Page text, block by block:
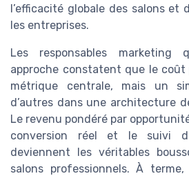
l’efficacité globale des salons et
les entreprises.
Les responsables
approche constatent que le coût
métrique centrale, mais un
d’autres dans une architecture
Le revenu pondéré par
conversion réel et le suivi
deviennent les véritables
salons professionnels. À